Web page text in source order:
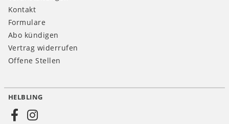
Kontakt
Formulare
Abo kündigen
Vertrag widerrufen
Offene Stellen
Social
HELBLING